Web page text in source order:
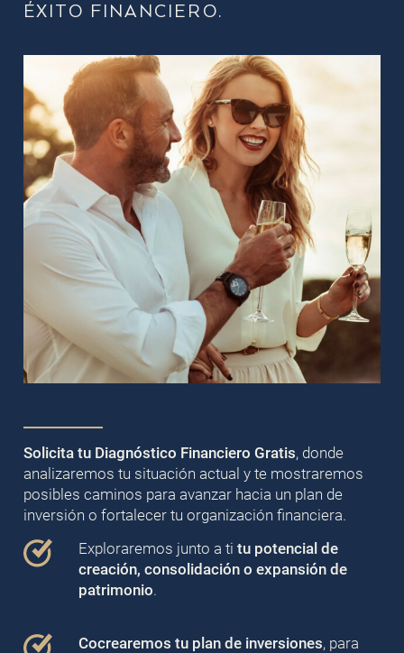
ÉXITO FINANCIERO.
Solicita tu Diagnóstico Financiero Gratis, donde
analizaremos tu situación actual y te mostraremos
posibles caminos para avanzar hacia un plan de
inversión o fortalecer tu organización financiera.
Exploraremos junto a ti tu potencial de
creación, consolidación o expansión de
patrimonio.
Cocrearemos tu plan de inversiones, para